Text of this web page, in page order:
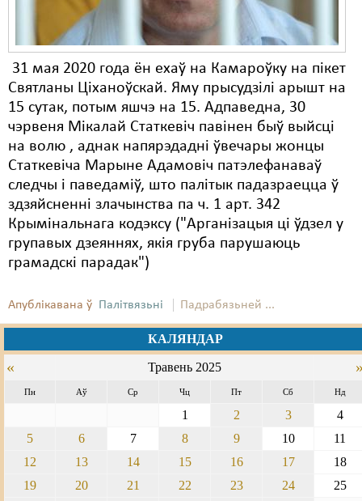
31 мая 2020 года ён ехаў на Камароўку на пікет
Святланы Ціханоўскай. Яму прысудзілі арышт на
15 сутак, потым яшчэ на 15. Адпаведна, 30
чэрвеня Мікалай Статкевіч павінен быў выйсці
на волю , аднак напярэдадні ўвечары жонцы
Статкевіча Марыне Адамовіч патэлефанаваў
следчы і паведаміў, што палітык падазраецца ў
здзяйсненні злачынства па ч. 1 арт. 342
Крымінальнага кодэксу ("Арганізацыя ці ўдзел у
групавых дзеяннях, якія груба парушаюць
грамадскі парадак")
Апублікавана ў Палітвязьні Падрабязьней ...
КАЛЯНДАР
« Травень 2025
Пн Аў Ср Чц Пт Сб Нд
1 2 3
4
5
6 7 8 9 10
11
12
13 14 15 16 17
18
19
20 21 22 23 24
25